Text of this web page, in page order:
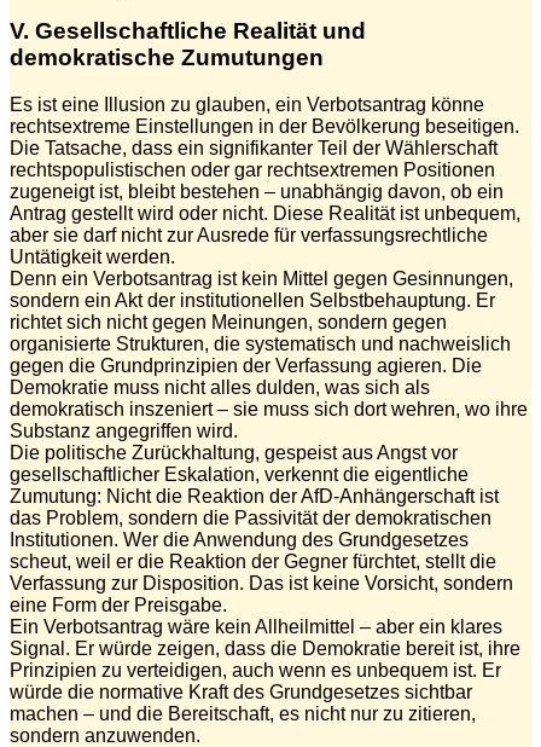
V. Gesellschaftliche Realität und
demokratische Zumutungen
Es ist eine Illusion zu glauben, ein Verbotsantrag könne
rechtsextreme Einstellungen in der Bevölkerung beseitigen.
Die Tatsache, dass ein signifikanter Teil der Wählerschaft
rechtspopulistischen oder gar rechtsextremen Positionen
zugeneigt ist, bleibt bestehen – unabhängig davon, ob ein
Antrag gestellt wird oder nicht. Diese Realität ist unbequem,
aber sie darf nicht zur Ausrede für verfassungsrechtliche
Untätigkeit werden.
Denn ein Verbotsantrag ist kein Mittel gegen Gesinnungen,
sondern ein Akt der institutionellen Selbstbehauptung. Er
richtet sich nicht gegen Meinungen, sondern gegen
organisierte Strukturen, die systematisch und nachweislich
gegen die Grundprinzipien der Verfassung agieren. Die
Demokratie muss nicht alles dulden, was sich als
demokratisch inszeniert – sie muss sich dort wehren, wo ihre
Substanz angegriffen wird.
Die politische Zurückhaltung, gespeist aus Angst vor
gesellschaftlicher Eskalation, verkennt die eigentliche
Zumutung: Nicht die Reaktion der AfD-Anhängerschaft ist
das Problem, sondern die Passivität der demokratischen
Institutionen. Wer die Anwendung des Grundgesetzes
scheut, weil er die Reaktion der Gegner fürchtet, stellt die
Verfassung zur Disposition. Das ist keine Vorsicht, sondern
eine Form der Preisgabe.
Ein Verbotsantrag wäre kein Allheilmittel – aber ein klares
Signal. Er würde zeigen, dass die Demokratie bereit ist, ihre
Prinzipien zu verteidigen, auch wenn es unbequem ist. Er
würde die normative Kraft des Grundgesetzes sichtbar
machen – und die Bereitschaft, es nicht nur zu zitieren,
sondern anzuwenden.